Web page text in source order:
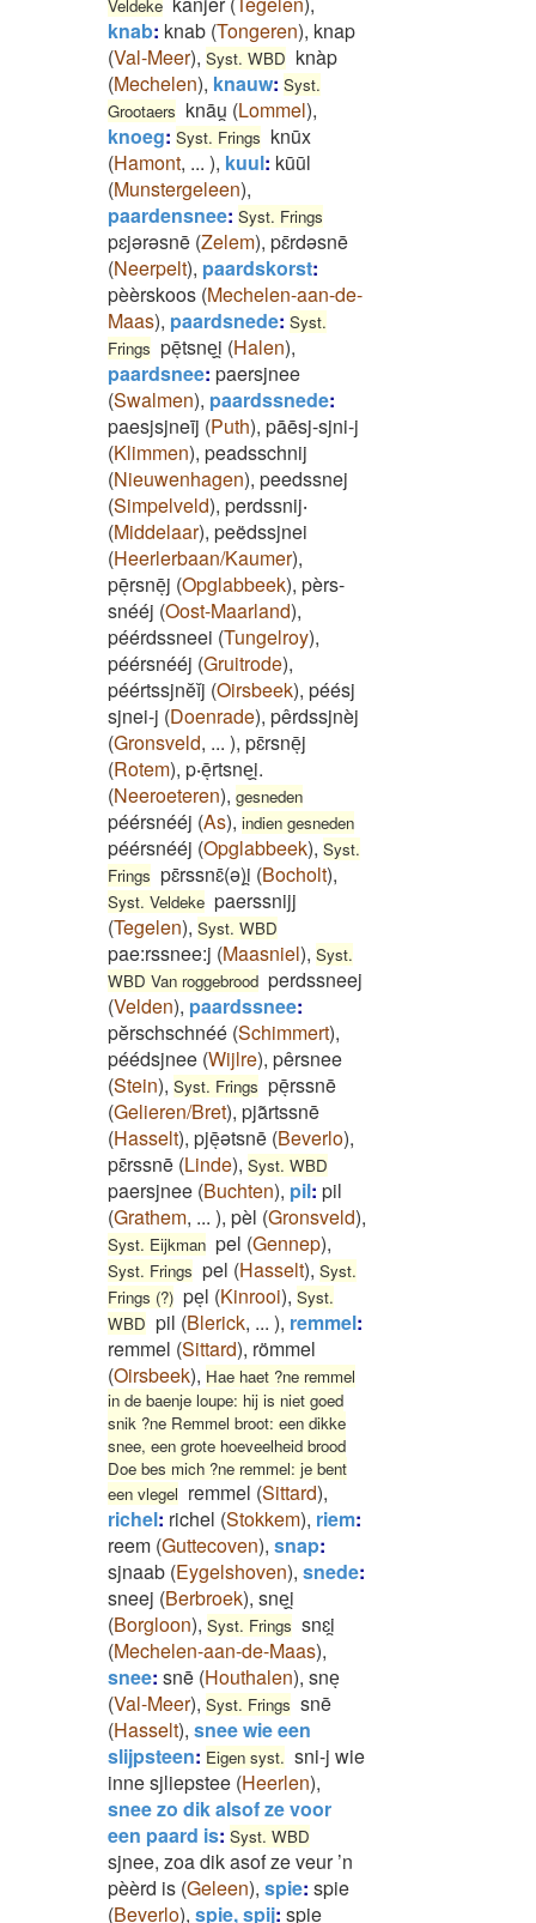
Veldeke
knab: knab (Tongeren), knap
(Val-Meer), Syst. WBD knàp
(Mechelen), knauw: Syst.
Grootaers knāu̯ (Lommel),
knoeg: Syst. Frings knūx
(Hamont, ... ), kuul: kūūl
(Munstergeleen),
paardensnee: Syst. Frings
pɛjərəsnē (Zelem), pɛ̄rdəsnē
(Neerpelt), paardskorst:
pèèrskoos (Mechelen-aan-de-
Maas), paardsnede: Syst.
Frings pēͅtsneͅi̯ (Halen),
paardsnee: paersjnee
(Swalmen), paardssnede:
paesjsjneīj (Puth), pāēsj-sjni-j
(Klimmen), peadsschnij
(Nieuwenhagen), peedssnej
(Simpelveld), perdssnij‧
(Middelaar), peëdssjnei
(Heerlerbaan/Kaumer),
pēͅrsnēͅj (Opglabbeek), pèrs-
snééj (Oost-Maarland),
péérdssneei (Tungelroy),
péérsnééj (Gruitrode),
péértssjnĕĭj (Oirsbeek), péésj
sjnei-j (Doenrade), pêrdssjnèj
(Gronsveld, ... ), pɛ̄rsnēͅj
(Rotem), p‧ēͅrtsneͅi̯.
(Neeroeteren), gesneden
péérsnééj (As), indien gesneden
péérsnééj (Opglabbeek), Syst.
Frings pɛ̄rssnɛ̄(ə)i̯ (Bocholt),
Syst. Veldeke paerssnijj
(Tegelen), Syst. WBD
pae:rssnee:j (Maasniel), Syst.
WBD Van roggebrood perdssneej
(Velden), paardssnee:
pĕrschschnéé (Schimmert),
péédsjnee (Wijlre), pêrsnee
(Stein), Syst. Frings pēͅrssnē
(Gelieren/Bret), pja͂rtssnē
(Hasselt), pjēͅətsnē (Beverlo),
pɛ̄rssnē (Linde), Syst. WBD
paersjnee (Buchten), pil: pil
(Grathem, ... ), pèl (Gronsveld),
Syst. Eijkman pel (Gennep),
Syst. Frings pel (Hasselt), Syst.
Frings (?) peͅl (Kinrooi), Syst.
WBD pil (Blerick, ... ), remmel:
remmel (Sittard), römmel
(Oirsbeek), Hae haet ?ne remmel
in de baenje loupe: hij is niet goed
snik ?ne Remmel broot: een dikke
snee, een grote hoeveelheid brood
Doe bes mich ?ne remmel: je bent
een vlegel remmel (Sittard),
richel: richel (Stokkem), riem:
reem (Guttecoven), snap:
sjnaab (Eygelshoven), snede:
sneej (Berbroek), sneͅi̯
(Borgloon), Syst. Frings snɛi̯
(Mechelen-aan-de-Maas),
snee: snē (Houthalen), sneͅ
(Val-Meer), Syst. Frings snē
(Hasselt), snee wie een
slijpsteen: Eigen syst. sni-j wie
inne sjliepstee (Heerlen),
snee zo dik alsof ze voor
een paard is: Syst. WBD
sjnee, zoa dik asof ze veur ’n
pèèrd is (Geleen), spie: spie
(Beverlo), spie, spij: spie